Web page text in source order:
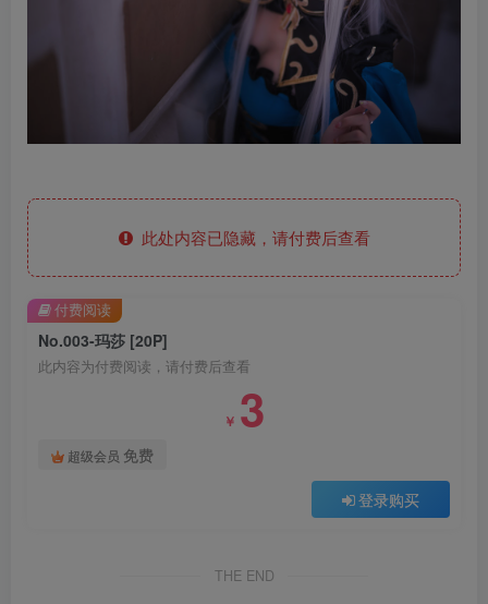
此处内容已隐藏，请付费后查看
No.003-玛莎 [20P]
此内容为付费阅读，请付费后查看
￥ 3
超级会员 免费
登录购买
付费阅读
THE END